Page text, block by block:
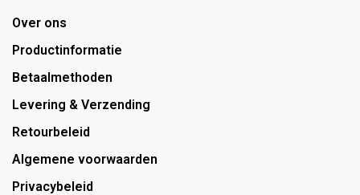
Over ons
Productinformatie
Betaalmethoden
Levering & Verzending
Retourbeleid
Algemene voorwaarden
Privacybeleid